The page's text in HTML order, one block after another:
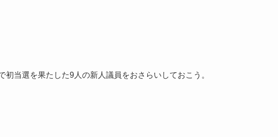
初当選を果たした9人の新人議員をおさらいしておこう。